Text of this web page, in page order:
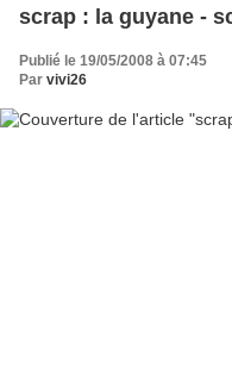
scrap : la guyane -
Publié le 19/05/2008 à 07:45
Par vivi26